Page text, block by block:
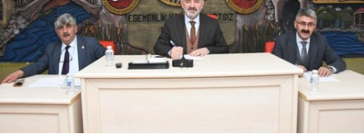
Diyarbakır
Edirne
Elazığ